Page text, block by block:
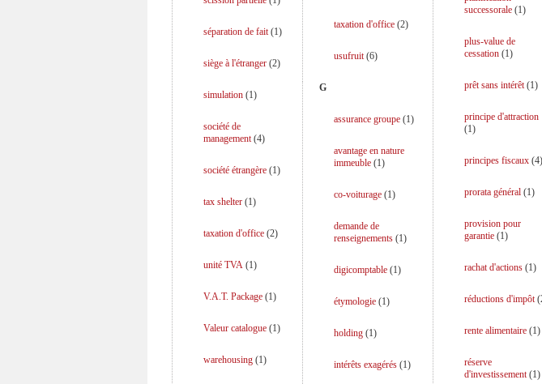
séparation de fait(1)
siège à l'étranger (2)
simulation (1)
société de
management(4)
société étrangère (1)
tax shelter (1)
taxation d'office (2)
unité TVA (1)
V.A.T. Package (1)
Valeur catalogue (1)
warehousing (1)
taxation d'office(2)
usufruit(6)
G
assurance groupe(1)
avantage en nature
immeuble(1)
co-voiturage(1)
demande de
renseignements(1)
digicomptable(1)
étymologie(1)
holding(1)
intérêts exagérés(1)
successorale(1)
plus-value de
cessation(1)
prêt sans intérêt(1)
principe d'attraction
(1)
principes fiscaux(4)
prorata général(1)
provision pour
garantie(1)
rachat d'actions(1)
réductions d'impôt(
rente alimentaire(1)
réserve
d'investissement(1)